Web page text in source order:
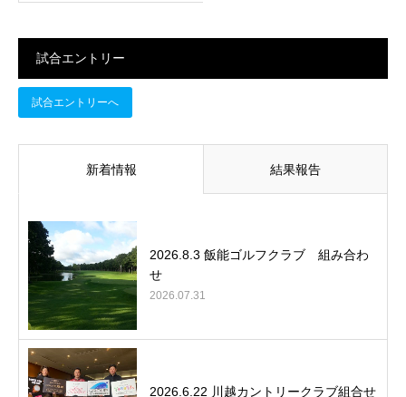
試合エントリー
試合エントリーへ
新着情報 結果報告
2026.8.3 飯能ゴルフクラブ 組み合わ
せ
2026.07.31
2026.6.22 川越カントリークラブ組合せ